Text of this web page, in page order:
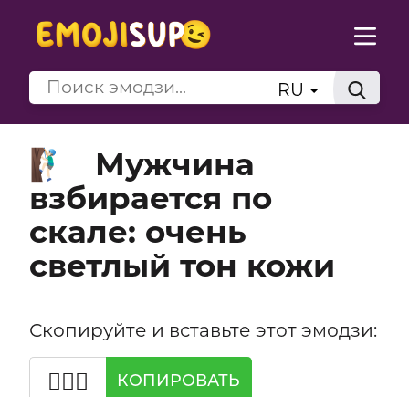
RU
🧗🏻‍♂️
Мужчина
взбирается по
скале: очень
светлый тон кожи
Скопируйте и вставьте этот эмодзи:
🧗🏻‍♂️ КОПИРОВАТЬ